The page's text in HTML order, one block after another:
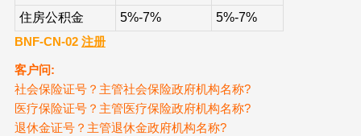
住房公积金
5%-7%
5%-7%
BNF-CN-02 注册
客户问:
社会保险证号？主管社会保险政府机构名称?
医疗保险证号？主管医疗保险政府机构名称?
退休金证号？主管退休金政府机构名称?